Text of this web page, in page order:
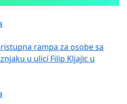
rampa za osobe sa
u ulici Filip Kljajic u